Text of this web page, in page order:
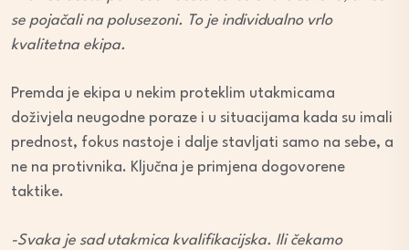
se pojačali na polusezoni. To je individualno vrlo
kvalitetna ekipa.
Premda je ekipa u nekim proteklim utakmicama
doživjela neugodne poraze i u situacijama kada su imali
prednost, fokus nastoje i dalje stavljati samo na sebe, a
ne na protivnika. Ključna je primjena dogovorene
taktike.
-Svaka je sad utakmica kvalifikacijska. Ili čekamo